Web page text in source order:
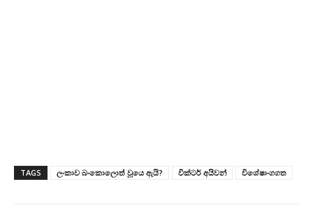
TAGS ලංකාව බංකොලොත් වූයෙ ඇයි? වික්ටර් අයිවන් විශේෂාංගගත